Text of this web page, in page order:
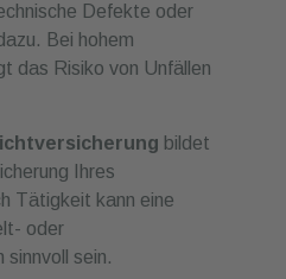
Defekte oder
Bei hohem
das Risiko von Unfällen
bildet
Ihres
Tätigkeit kann eine
oder
sinnvoll sein.